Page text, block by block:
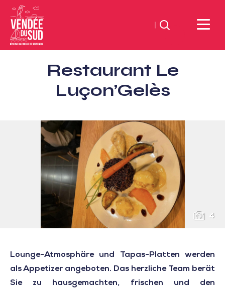
Sud
TourismusSüd
Suchen
Restaurant Le
Luçon’Gelès
4
Lounge-Atmosphäre und Tapas-Platten werden
als Appetizer angeboten. Das herzliche Team berät
Sie zu hausgemachten, frischen und den